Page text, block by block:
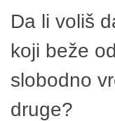
Da li voliš
koji beže
slobodno
druge?